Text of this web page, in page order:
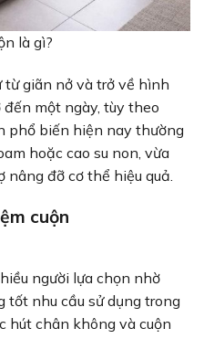
là gì?
từ giãn nở và trở về hình
một ngày, tùy theo
phổ biến hiện nay thường
hoặc cao su non, vừa
đỡ cơ thể hiệu quả.
cuộn
người lựa chọn nhờ
nhu cầu sử dụng trong
hút chân không và cuộn